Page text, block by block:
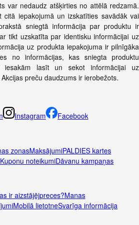
var nedaudz atšķirties no attēlā redzamā.
citā iepakojumā un izskatīties savādāk vai
sniegtā informācija par produktu ir
tikt uzskatīta par identisku informācijai uz
uz produkta iepakojuma ir pilnīgāka
no informācijas, kas sniegta produktu
iesakām lasīt un sekot informācijai uz
preču daudzums ir ierobežots.
Instagram
Facebook
zonasMaksājumiPALDIES kartes
Kuponu noteikumiDāvanu kampaņas
ir aizstājējpreces?Manas
Mobilā lietotneSvarīga informācija